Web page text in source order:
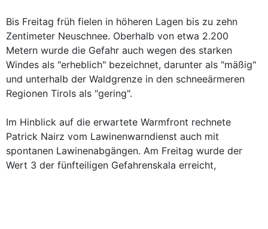
Bis Freitag früh fielen in höheren Lagen bis zu zehn
Zentimeter Neuschnee. Oberhalb von etwa 2.200
Metern wurde die Gefahr auch wegen des starken
Windes als "erheblich" bezeichnet, darunter als "mäßig"
und unterhalb der Waldgrenze in den schneeärmeren
Regionen Tirols als "gering".
Im Hinblick auf die erwartete Warmfront rechnete
Patrick Nairz vom Lawinenwarndienst auch mit
spontanen Lawinenabgängen. Am Freitag wurde der
Wert 3 der fünfteiligen Gefahrenskala erreicht,